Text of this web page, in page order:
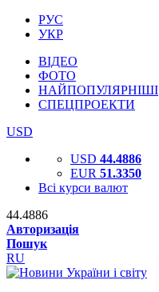
РУС
УКР
ВІДЕО
ФОТО
НАЙПОПУЛЯРНІШІ
СПЕЦПРОЕКТИ
USD
USD 44.4886
EUR 51.3350
Всі курси валют
44.4886
Авторизація
Пошук
RU